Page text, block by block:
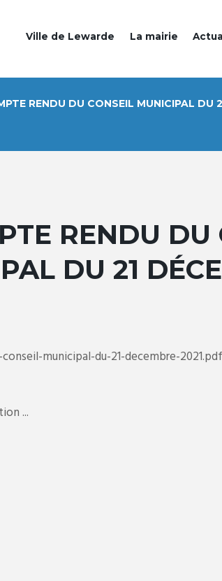
Ville de Lewarde La mairie
RENDU DU CONSEIL MUNICIPAL DU
RENDU DU
DU 21
...